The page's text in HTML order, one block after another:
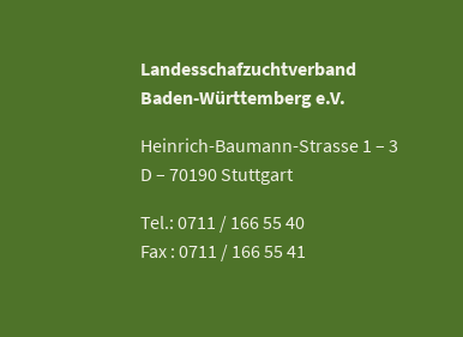
Landesschafzuchtverband
Baden-Württemberg e.V.
Heinrich-Baumann-Strasse 1 – 3
D – 70190 Stuttgart
Tel.: 0711 / 166 55 40
Fax : 0711 / 166 55 41